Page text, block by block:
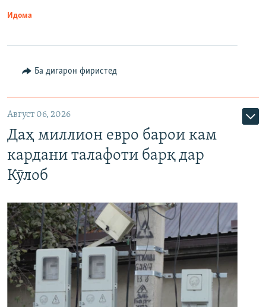
Идома
Ба дигарон фиристед
Август 06, 2026
Даҳ миллион евро барои кам
кардани талафоти барқ дар
Кӯлоб